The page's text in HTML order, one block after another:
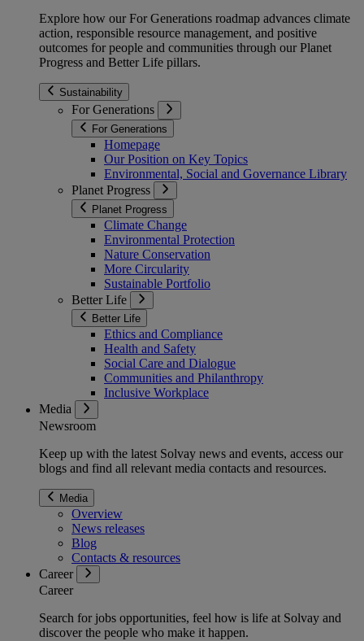
Explore how our For Generations roadmap advances climate
action, responsible resource management, and positive
outcomes for people and communities through our Planet
Progress and Better Life pillars.
Sustainability
For Generations
For Generations
Homepage
Our Position on Key Topics
Environmental, Social and Governance Library
Planet Progress
Planet Progress
Climate Change
Environmental Protection
Nature Conservation
More Circularity
Sustainable Portfolio
Better Life
Better Life
Ethics and Compliance
Health and Safety
Social Care and Dialogue
Communities and Philanthropy
Inclusive Workplace
Media
Newsroom
Keep up with the latest Solvay news and events, access our
blogs and find all relevant media contacts and resources.
Media
Overview
News releases
Blog
Contacts & resources
Career
Career
Search for jobs opportunities, feel how is life at Solvay and
discover the people who make it happen.